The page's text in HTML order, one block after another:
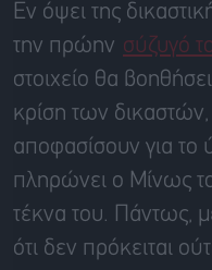
Εν όψει της
την πρώην σύζυγό
στοιχείο θα
κρίση των
αποφασίσουν για το
πληρώνει ο Μίνως
τέκνα του. Πάντως,
ότι δεν πρόκειται